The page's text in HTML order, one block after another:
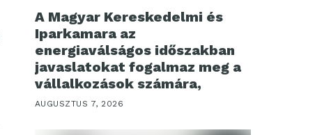
A Magyar Kereskedelmi és
Iparkamara az
energiaválságos időszakban
javaslatokat fogalmaz meg a
vállalkozások számára,
AUGUSZTUS 7, 2026